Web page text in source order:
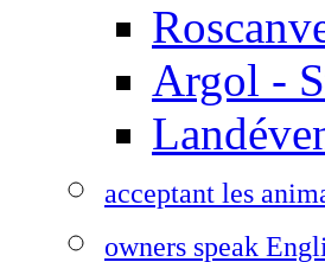
Argol -
acceptant les
owners speak